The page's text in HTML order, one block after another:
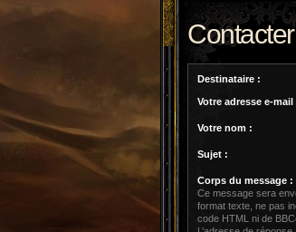
Destinataire :
Votre adresse e-mail
Votre nom :
Sujet :
Corps du message :
Ce message sera
format texte, ne pas
code HTML ni de